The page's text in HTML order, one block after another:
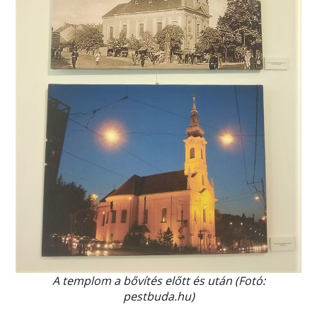
A templom a bővítés előtt és után (Fotó:
pestbuda.hu)